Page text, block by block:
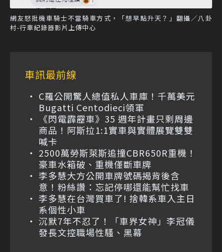
網友怒批機車騎士不當騎車方式，「想早點升天？」翻攝／八卦
村-行車紀錄器影片上傳中心
車訊最前線
C羅公開驚人總值私人車庫！千萬美元
Bugatti Centodieci領軍
《閃電霹靂車》35 週年計畫只剩周邊
商品！阿斯拉1:1實車與實體展覽雙雙
喊卡
2500萬勞斯萊斯追撞CBR650R重機！
豪車水箱破、重機僅斷車牌
李多慧大方公開車牌號碼揭背後含
意！粉絲讚：忘記停哪還能幫忙找車
李多慧在台灣買車了! 捨韓系車入主日
系個性小車
沉默7年不忍了！「車界女神」李冠儀
發長文控職場性騷、黑幕